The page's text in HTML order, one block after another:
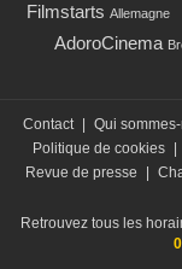
Filmstarts Allemagne
AdoroCinema
Contact Qui
Politique de cookies
Revue de presse
Retrouvez tous les